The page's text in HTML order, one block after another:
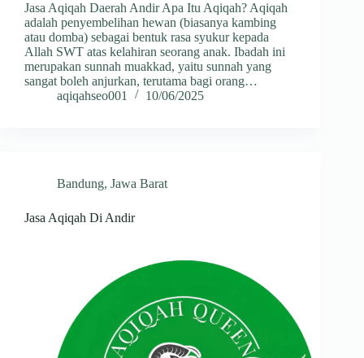
Jasa Aqiqah Daerah Andir Apa Itu Aqiqah? Aqiqah
adalah penyembelihan hewan (biasanya kambing
atau domba) sebagai bentuk rasa syukur kepada
Allah SWT atas kelahiran seorang anak. Ibadah ini
merupakan sunnah muakkad, yaitu sunnah yang
sangat boleh anjurkan, terutama bagi orang…
aqiqahseo001
10/06/2025
Bandung, Jawa Barat
Jasa Aqiqah Di Andir